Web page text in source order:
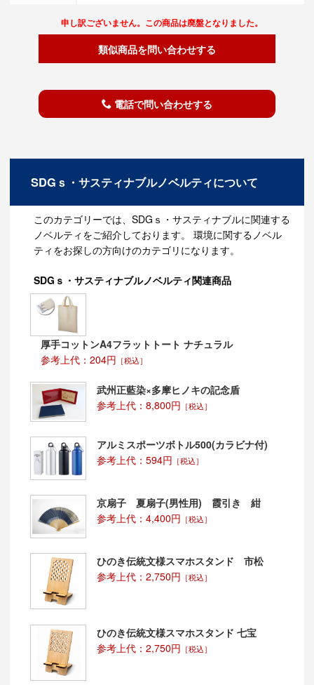
申し訳ございません。この商品は廃盤となりました。
類似商品を問い合わせする
電話で問い合わせする
SDGｓ・サスティナブルノベルティについて
このカテゴリーでは、SDGｓ・サスティナブルに関連する
ノベルティをご紹介しております。 環境に関するノベル
ティをお探しの方向けのカテゴリになります。
SDGｓ・サスティナブルノベルティ関連商品
厚手コットンA4フラットトート ナチュラル
参考上代：204円 ［税込］
武州正藍染×多摩ヒノキの記念盾
参考上代：8,800円 ［税込］
アルミスポーツボトル500(カラビナ付)
参考上代：594円 ［税込］
京扇子 夏扇子(男性用) 霞引き 紺
参考上代：4,400円 ［税込］
ひのき伝統文様スマホスタンド 市松
参考上代：2,750円 ［税込］
ひのき伝統文様スマホスタンド 七宝
参考上代：2,750円 ［税込］